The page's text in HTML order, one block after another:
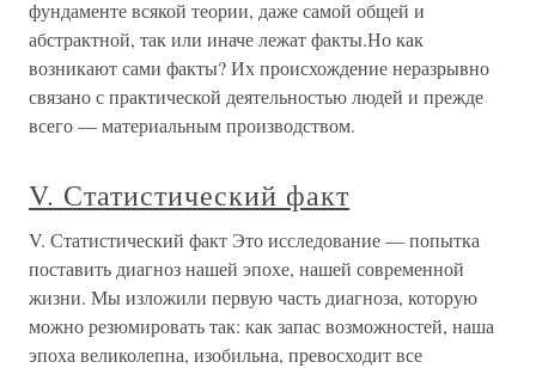
фундаменте всякой теории, даже самой общей и
абстрактной, так или иначе лежат факты.Но как
возникают сами факты? Их происхождение неразрывно
связано с практической деятельностью людей и прежде
всего — материальным производством.
V. Статистический факт
V. Статистический факт Это исследование — попытка
поставить диагноз нашей эпохе, нашей современной
жизни. Мы изложили первую часть диагноза, которую
можно резюмировать так: как запас возможностей, наша
эпоха великолепна, изобильна, превосходит все